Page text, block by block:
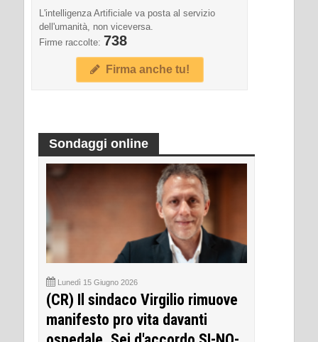
L'intelligenza Artificiale va posta al servizio
dell'umanità, non viceversa.
Firme raccolte: 738
Firma anche tu!
Sondaggi online
Lunedì 15 Giugno 2026
(CR) Il sindaco Virgilio rimuove
manifesto pro vita davanti